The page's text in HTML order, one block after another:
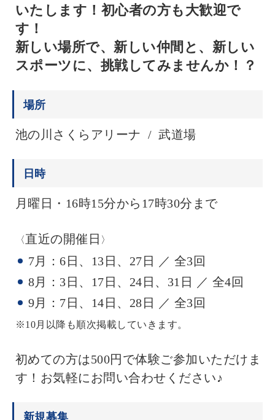
いたします！初心者の方も大歓迎で
す！
新しい場所で、新しい仲間と、新しい
スポーツに、挑戦してみませんか！？
場所
池の川さくらアリーナ / 武道場
日時
月曜日・16時15分から17時30分まで
〈直近の開催日 〉
7月：6日、13日、27日 ／ 全3回
8月：3日、17日、24日、31日 ／ 全4回
9月：7日、14日、28日 ／ 全3回
※10月以降も順次掲載していきます。
初めての方は500円で体験ご参加いただけま
す！お気軽にお問い合わせください♪
新規募集